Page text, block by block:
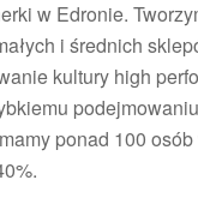
w Edronie.
i średnich
kultury high
ponad 100